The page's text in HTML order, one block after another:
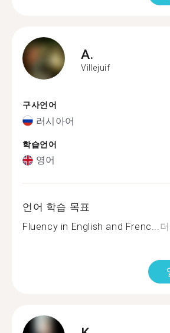
A.
Villejuif
구사언어
러시아어
학습언어
영어
언어 학습 목표
Fluency in English and Frenc...